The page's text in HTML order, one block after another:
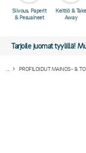
Siivous, Paperit
& Pesuaineet
Keittiö & Take
Away
Tarjoile juomat tyylillä!
PROFILOIDUT MAINOS- &